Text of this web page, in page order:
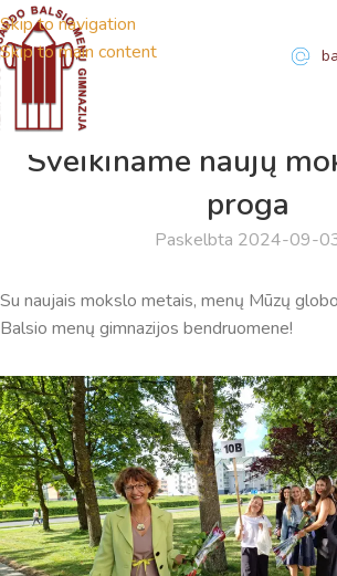
Skip to navigation
Skip to main content
Sveikiname naujų
proga
Paskelbta 2024-09-
Su naujais mokslo metais, menų Mūzų
Balsio menų gimnazijos bendruomene!